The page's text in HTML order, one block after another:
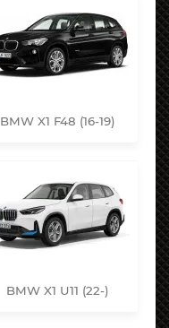
BMW X1 F48 (16-19)
BMW X1 U11 (22-)